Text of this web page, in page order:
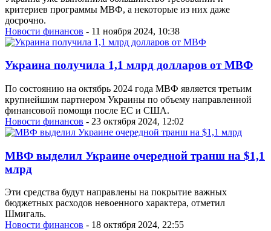
критериев программы МВФ, а некоторые из них даже
досрочно.
Новости финансов - 11 ноября 2024, 10:38
Украина получила 1,1 млрд долларов от МВФ
По состоянию на октябрь 2024 года МВФ является третьим
крупнейшим партнером Украины по объему направленной
финансовой помощи после ЕС и США.
Новости финансов - 23 октября 2024, 12:02
МВФ выделил Украине очередной транш на $1,1
млрд
Эти средства будут направлены на покрытие важных
бюджетных расходов невоенного характера, отметил
Шмигаль.
Новости финансов - 18 октября 2024, 22:55